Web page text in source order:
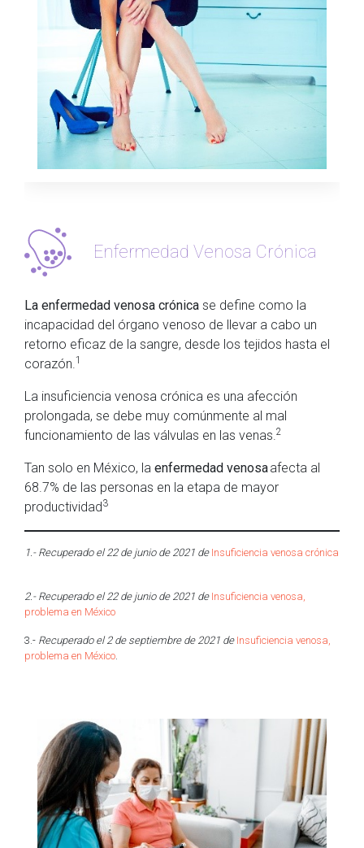
Enfermedad Venosa Crónica
La enfermedad venosa crónica se define como la
incapacidad del órgano venoso de llevar a cabo un
retorno eficaz de la sangre, desde los tejidos hasta el
corazón. 1
La insuficiencia venosa crónica es una afección
prolongada, se debe muy comúnmente al mal
funcionamiento de las válvulas en las venas. 2
Tan solo en México, la enfermedad venosaafecta al
68.7% de las personas en la etapa de mayor
productividad3
1.- Recuperado el 22 de junio de 2021 de Insuficiencia venosa crónica
2.- Recuperado el 22 de junio de 2021 de Insuficiencia venosa,
problema en México
3.- Recuperado el 2 de septiembre de 2021 de Insuficiencia venosa,
problema en México